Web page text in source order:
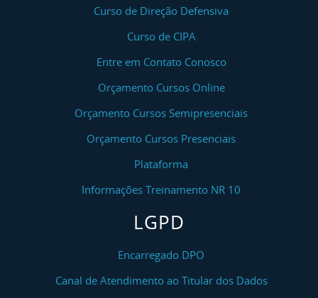
Curso de Direção Defensiva
Curso de CIPA
Entre em Contato Conosco
Orçamento Cursos Online
Orçamento Cursos Semipresenciais
Orçamento Cursos Presenciais
Plataforma
Informações Treinamento NR 10
LGPD
Encarregado DPO
Canal de Atendimento ao Titular dos Dados